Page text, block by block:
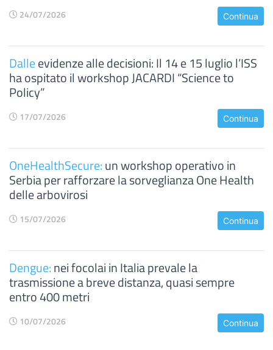
24/07/2026 Continua
Dalleevidenze alle decisioni: Il 14 e 15 luglio l’ISS
ha ospitato il workshop JACARDI “Science to
Policy”
17/07/2026 Continua
OneHealthSecure:un workshop operativo in
Serbia per rafforzare la sorveglianza One Health
delle arbovirosi
15/07/2026 Continua
Dengue:nei focolai in Italia prevale la
trasmissione a breve distanza, quasi sempre
entro 400 metri
10/07/2026 Continua